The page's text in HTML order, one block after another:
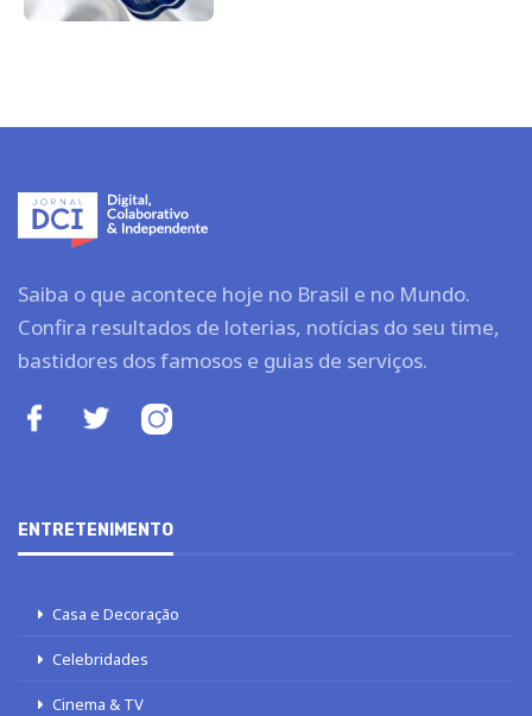
Saiba o que acontece hoje no Brasil e no Mundo.
Confira resultados de loterias, notícias do seu time,
bastidores dos famosos e guias de serviços.
ENTRETENIMENTO
Casa e Decoração
Celebridades
Cinema & TV